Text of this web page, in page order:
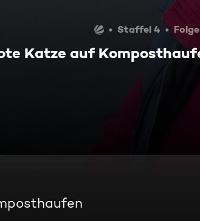
Staffel 4
Katze auf